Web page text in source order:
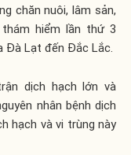
chăn nuôi, lâm sản,
hiểm lần thứ 3
Đà Lạt đến Đắc Lắc.
dịch hạch lớn và
nhân bệnh dịch
hạch và vi trùng này